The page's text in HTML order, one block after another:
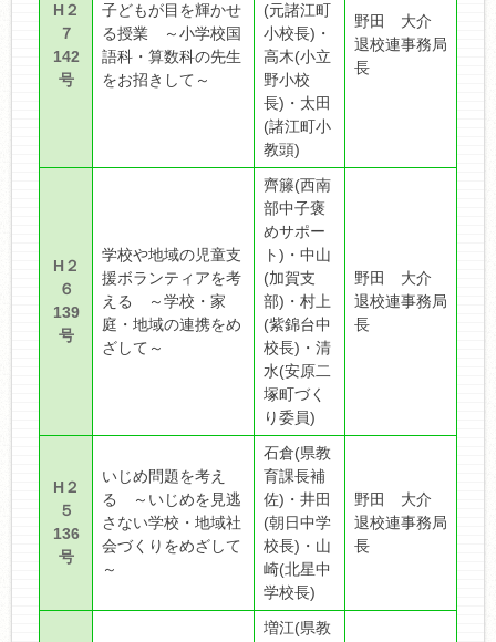
H２
７
142
号
子どもが目を輝かせ
る授業 ～小学校国
語科・算数科の先生
をお招きして～
(元諸江町
小校長)・
高木(小立
野小校
長)・太田
(諸江町小
教頭)
野田 大介
退校連事務局
長
H２
６
139
号
学校や地域の児童支
援ボランティアを考
える ～学校・家
庭・地域の連携をめ
ざして～
齊籐(西南
部中子褒
めサポー
ト)・中山
(加賀支
部)・村上
(紫錦台中
校長)・清
水(安原二
塚町づく
り委員)
野田 大介
退校連事務局
長
H２
５
136
号
いじめ問題を考え
る ～いじめを見逃
さない学校・地域社
会づくりをめざして
～
石倉(県教
育課長補
佐)・井田
(朝日中学
校長)・山
崎(北星中
学校長)
野田 大介
退校連事務局
長
増江(県教